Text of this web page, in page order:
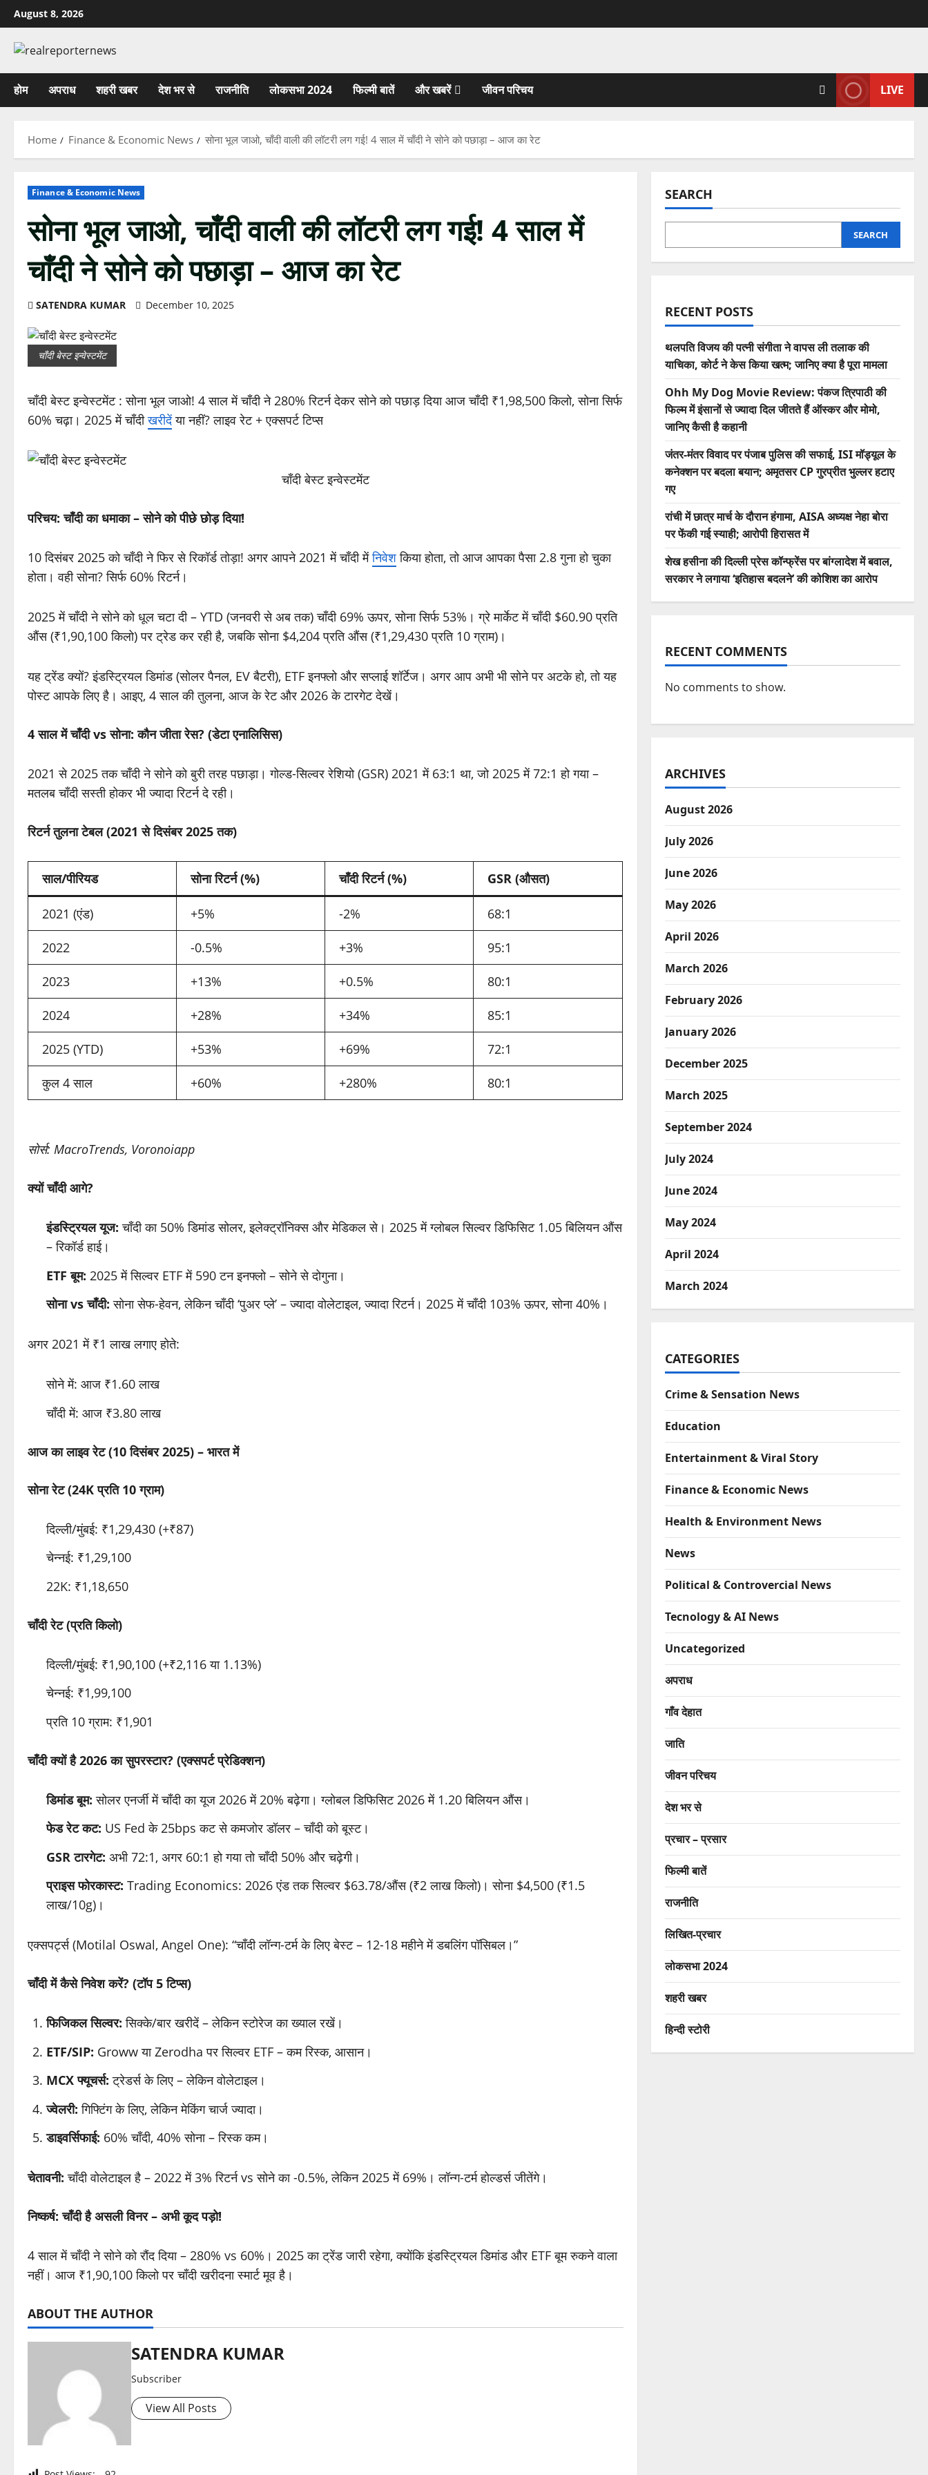
Skip
to
content
August 8, 2026
होम अपराध शहरी खबर देश भर से राजनीति लोकसभा 2024 फिल्मी बातें और खबरें जीवन परिचय LIVE
Home Finance & Economic News सोना भूल जाओ, चाँदी वाली की लॉटरी लग गई! 4 साल में चाँदी ने सोने को पछाड़ा – आज का रेट
Finance & Economic News
सोना भूल जाओ, चाँदी वाली की लॉटरी लग गई! 4 साल में
चाँदी ने सोने को पछाड़ा – आज का रेट
SATENDRA KUMAR December 10, 2025
चाँदी बेस्ट इन्वेस्टमेंट
चाँदी बेस्ट इन्वेस्टमेंट : सोना भूल जाओ! 4 साल में चाँदी ने 280% रिटर्न देकर सोने को पछाड़ दिया आज चाँदी ₹1,98,500 किलो, सोना सिर्फ
60% चढ़ा। 2025 में चाँदीखरीदेंया नहीं? लाइव रेट + एक्सपर्ट टिप्स
चाँदी बेस्ट इन्वेस्टमेंट
परिचय: चाँदी का धमाका – सोने को पीछे छोड़ दिया!
10 दिसंबर 2025 को चाँदी ने फिर से रिकॉर्ड तोड़ा! अगर आपने 2021 में चाँदी मेंनिवेशकिया होता, तो आज आपका पैसा 2.8 गुना हो चुका
होता। वही सोना? सिर्फ 60% रिटर्न।
2025 में चाँदी ने सोने को धूल चटा दी – YTD (जनवरी से अब तक) चाँदी 69% ऊपर, सोना सिर्फ 53%। ग्रे मार्केट में चाँदी $60.90 प्रति
औंस (₹1,90,100 किलो) पर ट्रेड कर रही है, जबकि सोना $4,204 प्रति औंस (₹1,29,430 प्रति 10 ग्राम)।
यह ट्रेंड क्यों? इंडस्ट्रियल डिमांड (सोलर पैनल, EV बैटरी), ETF इनफ्लो और सप्लाई शॉर्टेज। अगर आप अभी भी सोने पर अटके हो, तो यह
पोस्ट आपके लिए है। आइए, 4 साल की तुलना, आज के रेट और 2026 के टारगेट देखें।
4 साल में चाँदी vs सोना: कौन जीता रेस? (डेटा एनालिसिस)
2021 से 2025 तक चाँदी ने सोने को बुरी तरह पछाड़ा। गोल्ड-सिल्वर रेशियो (GSR) 2021 में 63:1 था, जो 2025 में 72:1 हो गया –
मतलब चाँदी सस्ती होकर भी ज्यादा रिटर्न दे रही।
रिटर्न तुलना टेबल (2021 से दिसंबर 2025 तक)
साल/पीरियड सोना रिटर्न (%) चाँदी रिटर्न (%) GSR (औसत)
2021 (एंड) +5% -2% 68:1
2022 -0.5% +3% 95:1
2023 +13% +0.5% 80:1
2024 +28% +34% 85:1
2025 (YTD) +53% +69% 72:1
कुल 4 साल +60% +280% 80:1
सोर्स: MacroTrends, Voronoiapp
क्यों चाँदी आगे?
इंडस्ट्रियल यूज: चाँदी का 50% डिमांड सोलर, इलेक्ट्रॉनिक्स और मेडिकल से। 2025 में ग्लोबल सिल्वर डिफिसिट 1.05 बिलियन औंस
– रिकॉर्ड हाई।
ETF बूम: 2025 में सिल्वर ETF में 590 टन इनफ्लो – सोने से दोगुना।
सोना vs चाँदी: सोना सेफ-हेवन, लेकिन चाँदी ‘पुअर प्ले’ – ज्यादा वोलेटाइल, ज्यादा रिटर्न। 2025 में चाँदी 103% ऊपर, सोना 40%।
अगर 2021 में ₹1 लाख लगाए होते:
सोने में: आज ₹1.60 लाख
चाँदी में: आज ₹3.80 लाख
आज का लाइव रेट (10 दिसंबर 2025) – भारत में
सोना रेट (24K प्रति 10 ग्राम)
दिल्ली/मुंबई: ₹1,29,430 (+₹87)
चेन्नई: ₹1,29,100
22K: ₹1,18,650
चाँदी रेट (प्रति किलो)
दिल्ली/मुंबई: ₹1,90,100 (+₹2,116 या 1.13%)
चेन्नई: ₹1,99,100
प्रति 10 ग्राम: ₹1,901
चाँदी क्यों है 2026 का सुपरस्टार? (एक्सपर्ट प्रेडिक्शन)
डिमांड बूम: सोलर एनर्जी में चाँदी का यूज 2026 में 20% बढ़ेगा। ग्लोबल डिफिसिट 2026 में 1.20 बिलियन औंस।
फेड रेट कट: US Fed के 25bps कट से कमजोर डॉलर – चाँदी को बूस्ट।
GSR टारगेट: अभी 72:1, अगर 60:1 हो गया तो चाँदी 50% और चढ़ेगी।
प्राइस फोरकास्ट: Trading Economics: 2026 एंड तक सिल्वर $63.78/औंस (₹2 लाख किलो)। सोना $4,500 (₹1.5
लाख/10g)।
एक्सपर्ट्स (Motilal Oswal, Angel One): “चाँदी लॉन्ग-टर्म के लिए बेस्ट – 12-18 महीने में डबलिंग पॉसिबल।”
चाँदी में कैसे निवेश करें? (टॉप 5 टिप्स)
फिजिकल सिल्वर: सिक्के/बार खरीदें – लेकिन स्टोरेज का ख्याल रखें।
ETF/SIP: Groww या Zerodha पर सिल्वर ETF – कम रिस्क, आसान।
MCX फ्यूचर्स: ट्रेडर्स के लिए – लेकिन वोलेटाइल।
ज्वेलरी: गिफ्टिंग के लिए, लेकिन मेकिंग चार्ज ज्यादा।
डाइवर्सिफाई: 60% चाँदी, 40% सोना – रिस्क कम।
चेतावनी: चाँदी वोलेटाइल है – 2022 में 3% रिटर्न vs सोने का -0.5%, लेकिन 2025 में 69%। लॉन्ग-टर्म होल्डर्स जीतेंगे।
निष्कर्ष: चाँदी है असली विनर – अभी कूद पड़ो!
4 साल में चाँदी ने सोने को रौंद दिया – 280% vs 60%। 2025 का ट्रेंड जारी रहेगा, क्योंकि इंडस्ट्रियल डिमांड और ETF बूम रुकने वाला
नहीं। आज ₹1,90,100 किलो पर चाँदी खरीदना स्मार्ट मूव है।
ABOUT THE AUTHOR
SATENDRA KUMAR
Subscriber
View All Posts
SEARCH
SEARCH
RECENT POSTS
थलपति विजय की पत्नी संगीता ने वापस ली तलाक की
याचिका, कोर्ट ने केस किया खत्म; जानिए क्या है पूरा मामला
Ohh My Dog Movie Review: पंकज त्रिपाठी की
फिल्म में इंसानों से ज्यादा दिल जीतते हैं ऑस्कर और मोमो,
जानिए कैसी है कहानी
जंतर-मंतर विवाद पर पंजाब पुलिस की सफाई, ISI मॉड्यूल के
कनेक्शन पर बदला बयान; अमृतसर CP गुरप्रीत भुल्लर हटाए
गए
रांची में छात्र मार्च के दौरान हंगामा, AISA अध्यक्ष नेहा बोरा
पर फेंकी गई स्याही; आरोपी हिरासत में
शेख हसीना की दिल्ली प्रेस कॉन्फ्रेंस पर बांग्लादेश में बवाल,
सरकार ने लगाया ‘इतिहास बदलने’ की कोशिश का आरोप
RECENT COMMENTS
No comments to show.
ARCHIVES
August 2026
July 2026
June 2026
May 2026
April 2026
March 2026
February 2026
January 2026
December 2025
March 2025
September 2024
July 2024
June 2024
May 2024
April 2024
March 2024
CATEGORIES
Crime & Sensation News
Education
Entertainment & Viral Story
Finance & Economic News
Health & Environment News
News
Political & Controvercial News
Tecnology & AI News
Uncategorized
अपराध
गाँव देहात
जाति
जीवन परिचय
देश भर से
प्रचार – प्रसार
फिल्मी बातें
राजनीति
लिखित-प्रचार
लोकसभा 2024
शहरी खबर
हिन्दी स्टोरी